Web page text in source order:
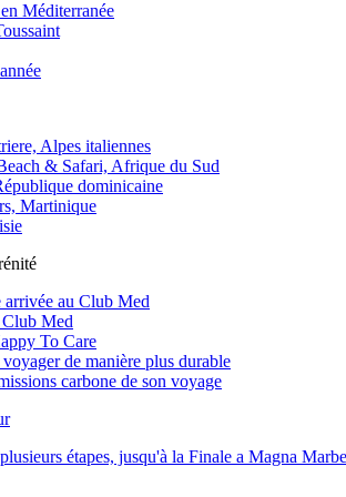
Méditerranée
Alpes italiennes
& Safari, Afrique du Sud
dominicaine
Martinique
au Club Med
Med
To Care
de manière plus durable
carbone de son voyage
étapes, jusqu'à la Finale a Magna